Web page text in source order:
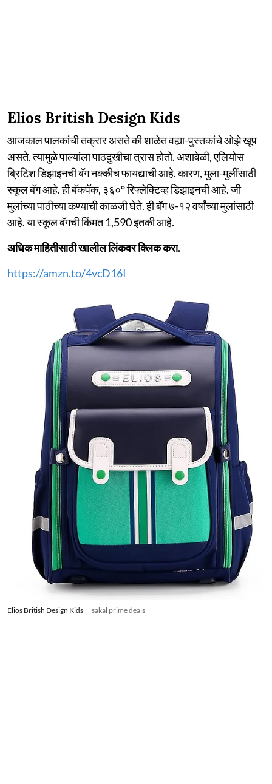
Elios British Design Kids
आजकाल पालकांची तक्रार असते की शाळेत वह्या-पुस्तकांचे ओझे खूप
असते. त्यामुळे पाल्यांला पाठदुखीचा त्रास होतो. अशावेळी, एलियोस
ब्रिटिश डिझाइनची बॅग नक्कीच फायद्याची आहे. कारण, मुला-मुलींसाठी
स्कूल बॅग आहे. ही बॅकपॅक, ३६०° रिफ्लेक्टिव्ह डिझाइनची आहे. जी
मुलांच्या पाठीच्या कण्याची काळजी घेते. ही बॅग ७-१२ वर्षांच्या मुलांसाठी
आहे. या स्कूल बॅगची किंमत 1,590 इतकी आहे.
अधिक माहितीसाठी खालील लिंकवर क्लिक करा.
https://amzn.to/4vcD16I
Elios British Design Kids sakal prime deals